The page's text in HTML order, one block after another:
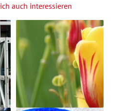
auch interessieren